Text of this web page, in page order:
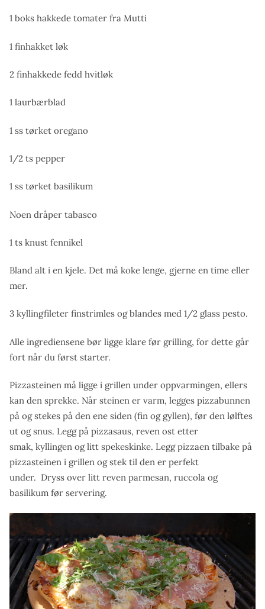
1 boks hakkede tomater fra Mutti
1 finhakket løk
2 finhakkede fedd hvitløk
1 laurbærblad
1 ss tørket oregano
1/2 ts pepper
1 ss tørket basilikum
Noen dråper tabasco
1 ts knust fennikel
Bland alt i en kjele. Det må koke lenge, gjerne en time eller
mer.
3 kyllingfileter finstrimles og blandes med 1/2 glass pesto.
Alle ingrediensene bør ligge klare før grilling, for dette går
fort når du først starter.
Pizzasteinen må ligge i grillen under oppvarmingen, ellers
kan den sprekke. Når steinen er varm, legges pizzabunnen
på og stekes på den ene siden (fin og gyllen), før den lølftes
ut og snus. Legg på pizzasaus, reven ost etter
smak, kyllingen og litt spekeskinke. Legg pizzaen tilbake på
pizzasteinen i grillen og stek til den er perfekt
under. Dryss over litt reven parmesan, ruccola og
basilikum før servering.